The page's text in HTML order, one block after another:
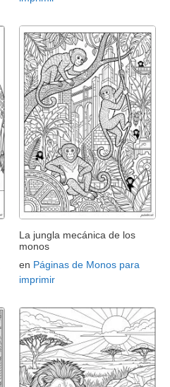
La jungla mecánica de los
monos
en Páginas de Monos para
imprimir